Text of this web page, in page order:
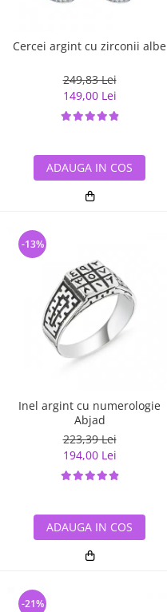
Cercei argint cu zirconii albe
249,83 Lei
149,00 Lei
ADAUGA IN COS
Inel argint cu numerologie
Abjad
223,39 Lei
194,00 Lei
-13%
ADAUGA IN COS
-21%